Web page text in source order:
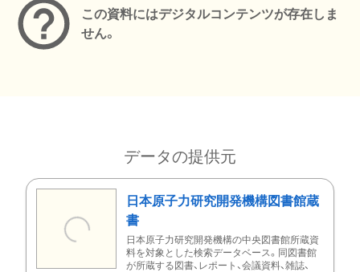
この資料にはデジタルコンテンツが存在しま
せん。
データの提供元
日本原子力研究開発機構図書館蔵
書
日本原子力研究開発機構の中央図書館所蔵資
料を対象とした検索データベース。同図書館
が所蔵する図書、レポート、会議資料、雑誌、